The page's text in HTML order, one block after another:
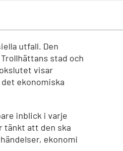
utfall. Den
stad och
visar
ekonomiska
inblick i varje
tänkt att den ska
ekonomi